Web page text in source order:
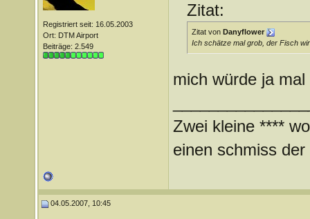
Registriert seit: 16.05.2003
Ort: DTM Airport
Beiträge: 2.549
Zitat:
Zitat von Danyflower
Ich schätze mal grob, der Fisch
mich würde ja
Zwei kleine ****
einen schmiss
04.05.2007, 10:45